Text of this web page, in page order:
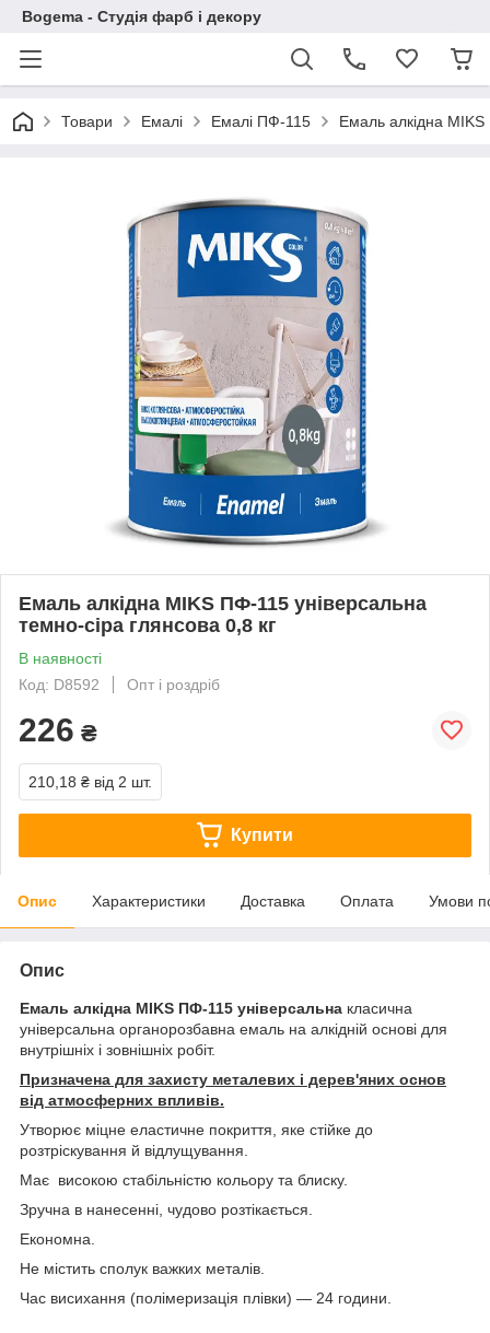
Bogema - Студія фарб і декору
Товари Емалі Емалі ПФ-115 Емаль алкідна MIKS
Емаль алкідна MIKS ПФ-115 універсальна
темно-сіра глянсова 0,8 кг
В наявності
Код: D8592
Опт і роздріб
226 ₴
210,18 ₴ від 2 шт.
Купити
Опис Характеристики Доставка Оплата Умови
Опис
Емаль алкідна MIKS ПФ-115 універсальна класична
універсальна органорозбавна емаль на алкідній основі для
внутрішніх і зовнішніх робіт.
Призначена для захисту металевих і дерев'яних основ
від атмосферних впливів.
Утворює міцне еластичне покриття, яке стійке до
розтріскування й відлущування.
Має високою стабільністю кольору та блиску.
Зручна в нанесенні, чудово розтікається.
Економна.
Не містить сполук важких металів.
Час висихання (полімеризація плівки) — 24 години.